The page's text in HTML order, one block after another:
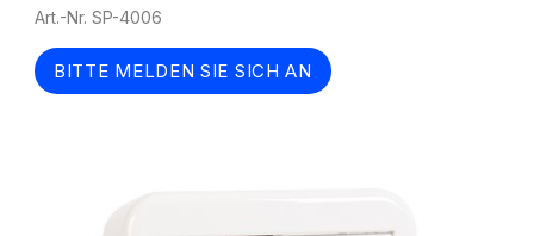
Art.-Nr. SP-4006
BITTE MELDEN SIE SICH AN